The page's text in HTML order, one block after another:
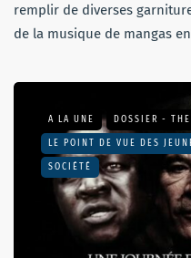
remplir de diverses
de la musique de mangas
A LA UNE DOSSIER -
LE POINT DE VUE DES
SOCIÉTÉ